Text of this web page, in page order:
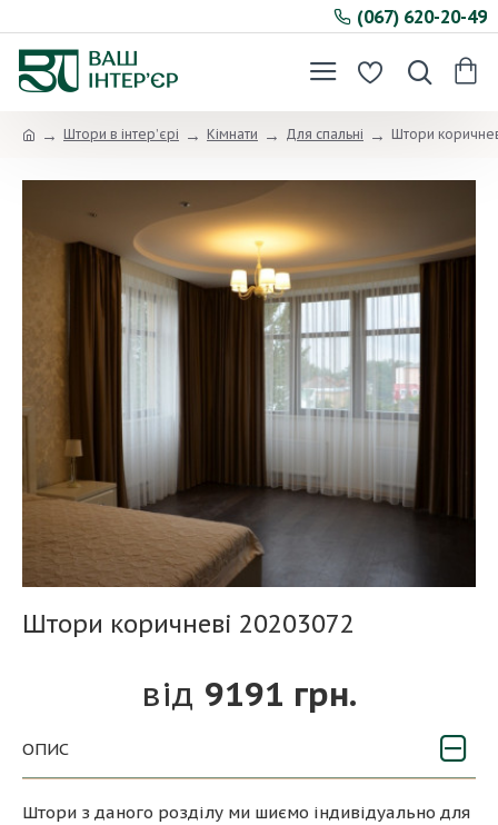
(067) 620-20-49
Штори в інтер’єрі Кімнати Для спальні Штори
Штори коричневі 20203072
9191 грн.
ОПИС
Штори з даного розділу ми шиємо індивідуально для